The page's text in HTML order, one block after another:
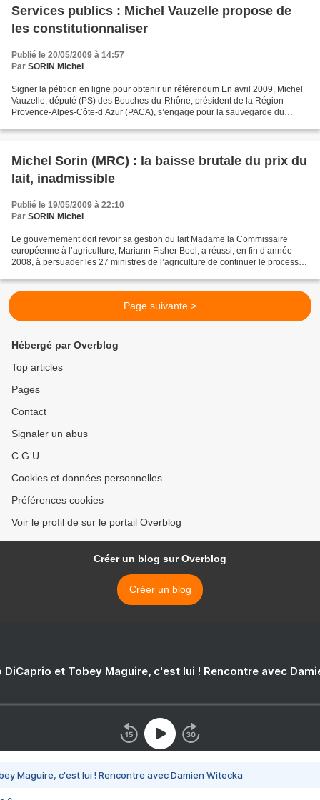
Services publics : Michel Vauzelle propose de
les constitutionnaliser
Publié le 20/05/2009 à 14:57
Par SORIN Michel
Signer la pétition en ligne pour obtenir un référendum En avril 2009, Michel
Vauzelle, député (PS) des Bouches-du-Rhône, président de la Région
Provence-Alpes-Côte-d’Azur (PACA), s’engage pour la sauvegarde du
Michel Sorin (MRC) : la baisse brutale du prix du
lait, inadmissible
Publié le 19/05/2009 à 22:10
Par SORIN Michel
Le gouvernement doit revoir sa gestion du lait Madame la Commissaire
européenne à l’agriculture, Mariann Fisher Boel, a réussi, en fin d’année
2008, à persuader les 27 ministres de l’agriculture de continuer le processus
Page suivante >
Hébergé par Overblog
Top articles
Pages
Contact
Signaler un abus
C.G.U.
Cookies et données personnelles
Préférences cookies
Voir le profil de sur le portail Overblog
Créer un blog sur Overblog
Créer un blog
DiCaprio et Tobey Maguire, c'est lui ! Rencontre avec
Maguire, c'est lui ! Rencontre avec Damien Witecka